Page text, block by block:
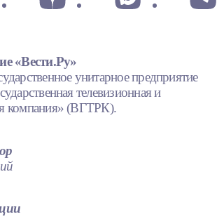
«Вести.Ру»
унитарное предприятие
телевизионная и
компания» (ВГТРК).